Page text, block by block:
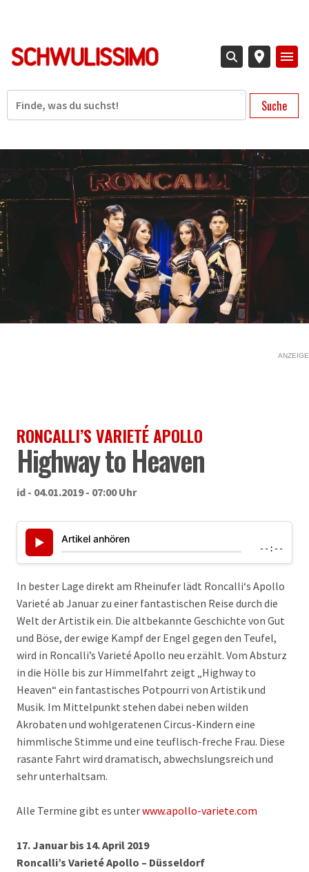
Suche
ANZEIGE
RONCALLI’S VARIETÉ APOLLO
Highway to Heaven
id - 04.01.2019 - 07:00 Uhr
▶ Artikel anhören
--:--
In bester Lage direkt am Rheinufer lädt Roncalli‘s Apollo
Varieté ab Januar zu einer fantastischen Reise durch die
Welt der Artistik ein. Die altbekannte Geschichte von Gut
und Böse, der ewige Kampf der Engel gegen den Teufel,
wird in Roncalli’s Varieté Apollo neu erzählt. Vom Absturz
in die Hölle bis zur Himmelfahrt zeigt „Highway to
Heaven“ ein fantastisches Potpourri von Artistik und
Musik. Im Mittelpunkt stehen dabei neben wilden
Akrobaten und wohlgeratenen Circus-Kindern eine
himmlische Stimme und eine teuflisch-freche Frau. Diese
rasante Fahrt wird dramatisch, abwechslungsreich und
sehr unterhaltsam.
Alle Termine gibt es unterwww.apollo-variete.com
17. Januar bis 14. April 2019
Roncalli’s Varieté Apollo – Düsseldorf